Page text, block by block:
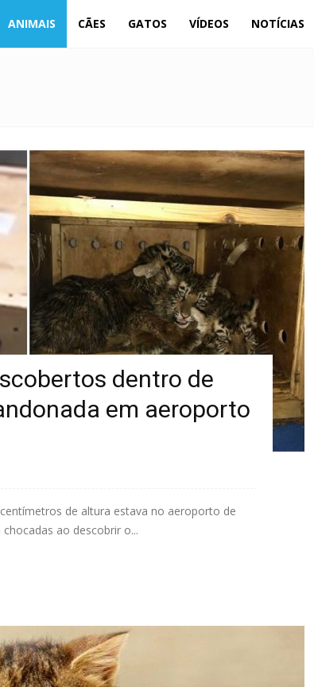
Portal
ANIMAIS CÃES GATOS VÍDEOS NOTÍCIAS
dentro de
em aeroporto
de altura estava no aeroporto de
ao descobrir o...